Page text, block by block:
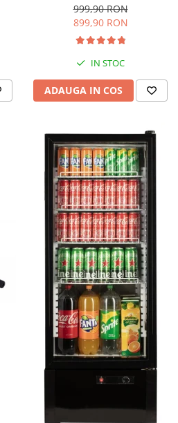
83.2 cm, Negru
999,90 RON
899,90 RON
IN STOC
ADAUGA IN COS